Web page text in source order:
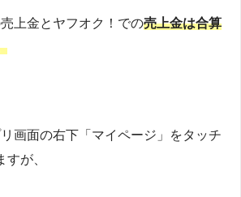
上金とヤフオク！での売上金は合算
画面の右下「マイページ」をタッチ
が、